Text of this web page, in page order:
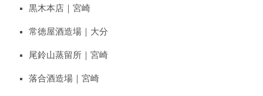
黒木本店｜宮崎
常徳屋酒造場｜大分
尾鈴山蒸留所｜宮崎
落合酒造場｜宮崎